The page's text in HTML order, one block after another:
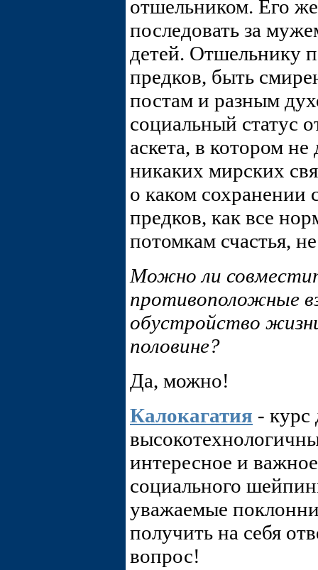
отшельником. Его
последовать за
детей. Отшельнику
предков, быть
постам и разным
социальный статус
аскета, в котором
никаких мирских
о каком сохранении
предков, как все
потомкам счастья,
Можно ли
противоположные
обустройство
половине?
Да, можно!
Калокагатия - курс
интересное и
социального
уважаемые
получить на себя
вопрос!